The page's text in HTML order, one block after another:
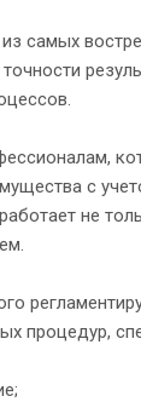
самых
с
не
процедур,